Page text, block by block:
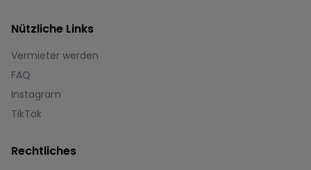
Nützliche Links
Vermieter werden
FAQ
Instagram
TikTok
Rechtliches